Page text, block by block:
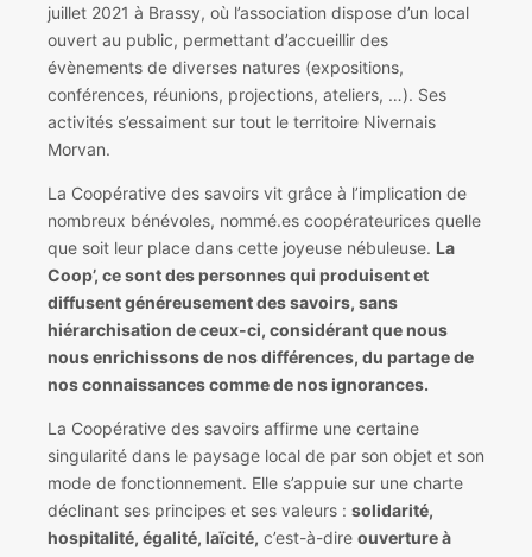
juillet 2021 à Brassy, où l’association dispose d’un local
ouvert au public, permettant d’accueillir des
évènements de diverses natures (expositions,
conférences, réunions, projections, ateliers, …). Ses
activités s’essaiment sur tout le territoire Nivernais
Morvan.
La Coopérative des savoirs vit grâce à l’implication de
nombreux bénévoles, nommé.es coopérateurices quelle
que soit leur place dans cette joyeuse nébuleuse. La
Coop’, ce sont des personnes qui produisent et
diffusent généreusement des savoirs, sans
hiérarchisation de ceux-ci, considérant que nous
nous enrichissons de nos différences, du partage de
nos connaissances comme de nos ignorances.
La Coopérative des savoirs affirme une certaine
singularité dans le paysage local de par son objet et son
mode de fonctionnement. Elle s’appuie sur une charte
déclinant ses principes et ses valeurs : solidarité,
hospitalité, égalité, laïcité, c’est-à-dire ouverture à